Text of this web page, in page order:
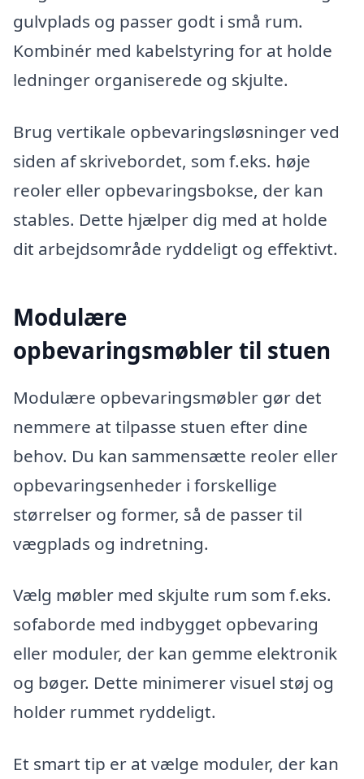
gulvplads og passer godt i små rum.
Kombinér med kabelstyring for at holde
ledninger organiserede og skjulte.
Brug vertikale opbevaringsløsninger ved
siden af skrivebordet, som f.eks. høje
reoler eller opbevaringsbokse, der kan
stables. Dette hjælper dig med at holde
dit arbejdsområde ryddeligt og effektivt.
Modulære
opbevaringsmøbler til stuen
Modulære opbevaringsmøbler gør det
nemmere at tilpasse stuen efter dine
behov. Du kan sammensætte reoler eller
opbevaringsenheder i forskellige
størrelser og former, så de passer til
vægplads og indretning.
Vælg møbler med skjulte rum som f.eks.
sofaborde med indbygget opbevaring
eller moduler, der kan gemme elektronik
og bøger. Dette minimerer visuel støj og
holder rummet ryddeligt.
Et smart tip er at vælge moduler, der kan